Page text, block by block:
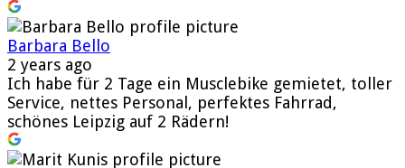
Barbara Bello
2 years ago
Ich habe für 2 Tage ein Musclebike gemietet, toller
Service, nettes Personal, perfektes Fahrrad,
schönes Leipzig auf 2 Rädern!